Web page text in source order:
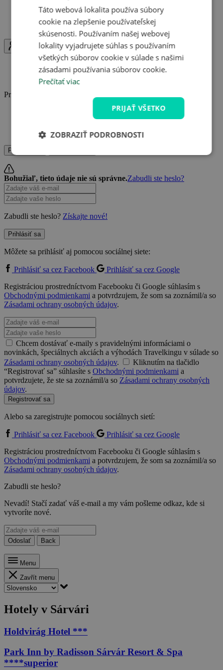
K ponukám sa môžete kedykoľvek vrátiť
Obľúbené ponuky na jednom mieste
Upozornenie na zmeny v ponukách
Uživatel
Prihláste sa
Registrujte sa
Prihláste sa a užite si výhody Travelkingu naplno.
Získajte prehľad o nákupoch
Prihláste sa
Bohužiaľ, tieto údaje nie sú správne.Zabudli ste heslo?
Zabudli ste heslo? Získajte nové!
Prihlásiť sa
Môžete sa prihlásiť aj pomocou sociálnej siete:
Prihlásiť sa cez Facebook
Prihlásiť sa cez Google
Registráciou prostredníctvom Facebooku či Google súhlasím s
Obchodnými podmienkami a potvrdzujem, že som sa zoznámil/a so
Zásadami ochrany osobných údajov.
Chcem dostávať e-maily s pravidelnými informáciami o
novinkách, špeciálnych akciách a výhodách Travelkingu v súlade so
Zásadami ochrany osobných údajov.
Kliknutím na tlačidlo
“Registrovať sa” súhlasíte s Obchodnými podmienkami a
potvrdzujete, že ste sa zoznámil/a so Zásadami ochrany osobných
údajov.
Registrovať sa
Alebo sa zaregistrujte pomocou sociálnych sietí:
Prihlásiť sa cez Facebook
Prihlásiť sa cez Google
Registráciou prostredníctvom Facebooku či Google súhlasím s
Obchodnými podmienkami a potvrdzujem, že som sa zoznámil/a so
Zásadami ochrany osobných údajov.
Zabudli ste heslo?
Nevadí! Stačí zadať váš e-mail a my vám pošleme odkaz, kde si
vytvoríte nové.
Odoslať Back
Menu
Zavřít menu
Hotely v Sárvári
Holdvirág Hotel ***
Park Inn by Radisson Sárvár Resort & Spa
****superior
Táto webová lokalita používa súbory
cookie na zlepšenie používateľskej
skúsenosti. Používaním našej webovej
lokality vyjadrujete súhlas s používaním
všetkých súborov cookie v súlade s našimi
zásadami používania súborov cookie.
Prečítať viac
PRIJAŤ VŠETKO
ZOBRAZIŤ PODROBNOSTI